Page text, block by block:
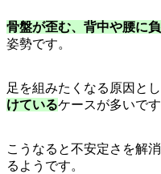
骨盤が歪む、背中や腰に
姿勢です。
足を組みたくなる原因とし
けているケースが多いです
こうなると不安定さを解
るようです。